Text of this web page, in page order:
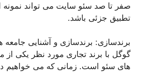
صفر تا صد سئو سایت می تواند
تطبیق جزئی باشد.
برندسازی: برندسازی و آشنایی
گوگل با برند تجاری مورد نظر یکی از
های سئو است. زمانی که می خواهیم